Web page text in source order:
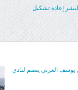
إعادة تشكيل
يوسف العربي ينضم لنادي